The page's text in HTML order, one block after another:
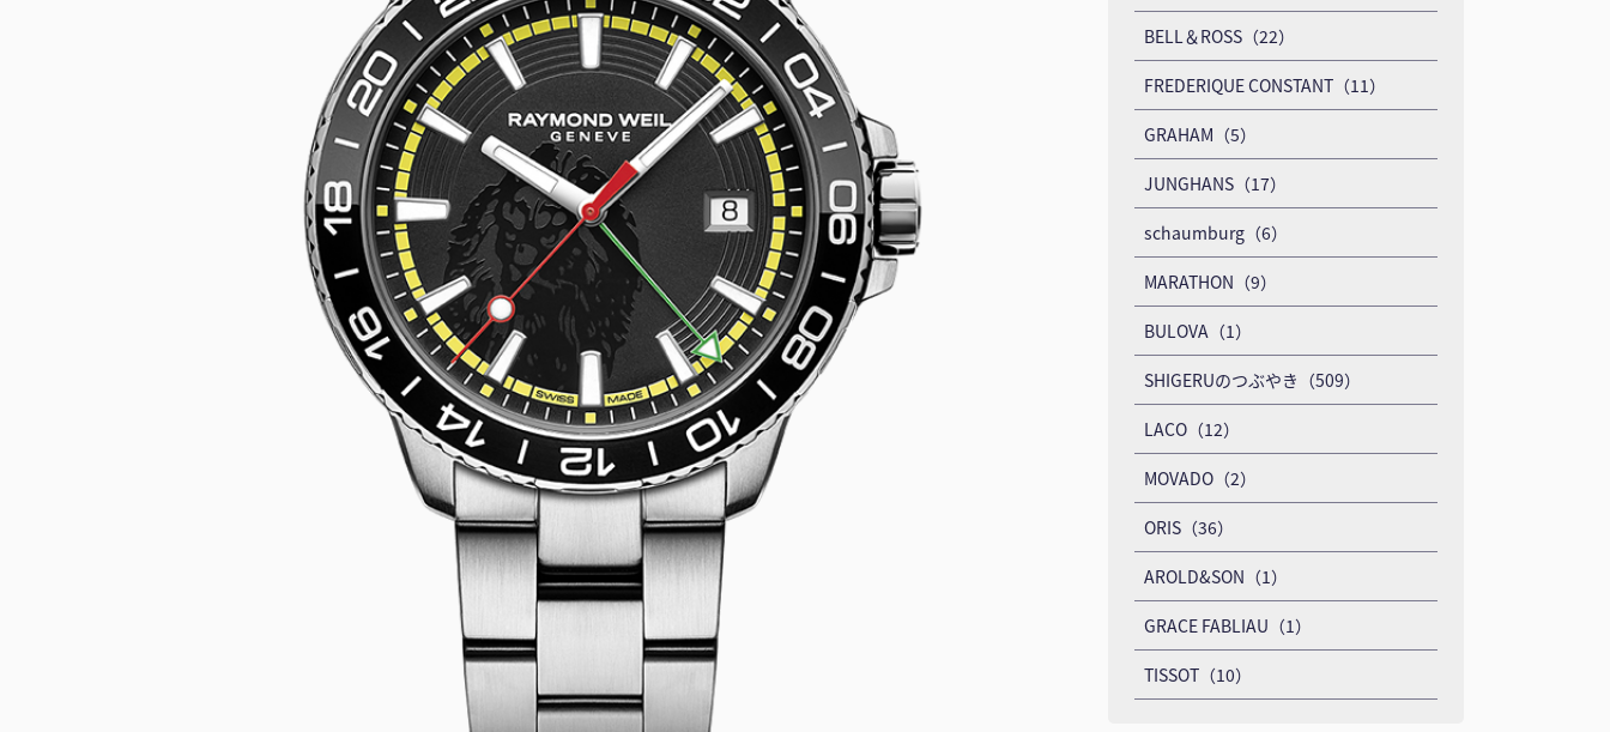
BELL＆ROSS（22）
FREDERIQUE CONSTANT（11）
GRAHAM（5）
JUNGHANS（17）
schaumburg（6）
MARATHON（9）
BULOVA（1）
SHIGERUのつぶやき（509）
LACO（12）
MOVADO（2）
ORIS（36）
AROLD&SON（1）
GRACE FABLIAU（1）
TISSOT（10）